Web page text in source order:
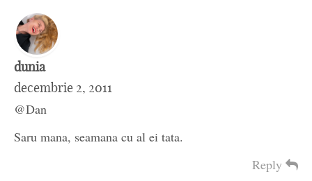
dunia
decembrie 2, 2011
@Dan
Saru mana, seamana cu al ei tata.
Reply